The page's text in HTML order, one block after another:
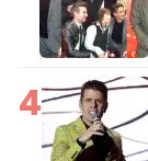
4